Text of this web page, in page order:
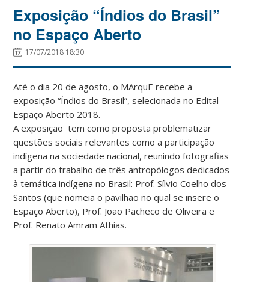
Exposição “Índios do Brasil”
no Espaço Aberto
17/07/2018 18:30
Até o dia 20 de agosto, o MArquE recebe a
exposição “Índios do Brasil”, selecionada no Edital
Espaço Aberto 2018.
A exposição tem como proposta problematizar
questões sociais relevantes como a participação
indígena na sociedade nacional, reunindo fotografias
a partir do trabalho de três antropólogos dedicados
à temática indígena no Brasil: Prof. Sílvio Coelho dos
Santos (que nomeia o pavilhão no qual se insere o
Espaço Aberto), Prof. João Pacheco de Oliveira e
Prof. Renato Amram Athias.